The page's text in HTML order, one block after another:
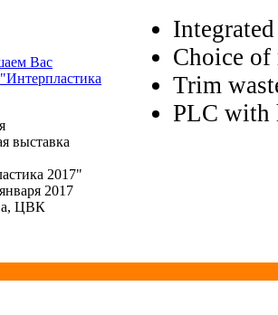
KMH-
Вас
выставка
2017"
2017
ЦВК
Choice of
Trim
PLC with